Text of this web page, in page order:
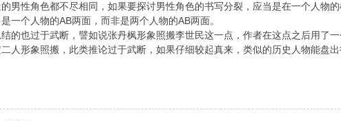
男性角色都不尽相同，如果要探讨男性角色的书写分裂，应当是在一个人物
一个人物的AB两面，而非是两个人物的AB两面。
的也过于武断，譬如说张丹枫形象照搬李世民这一点，作者在这点之后用了
人形象照搬，此类推论过于武断，如果仔细较起真来，类似的历史人物能盘出